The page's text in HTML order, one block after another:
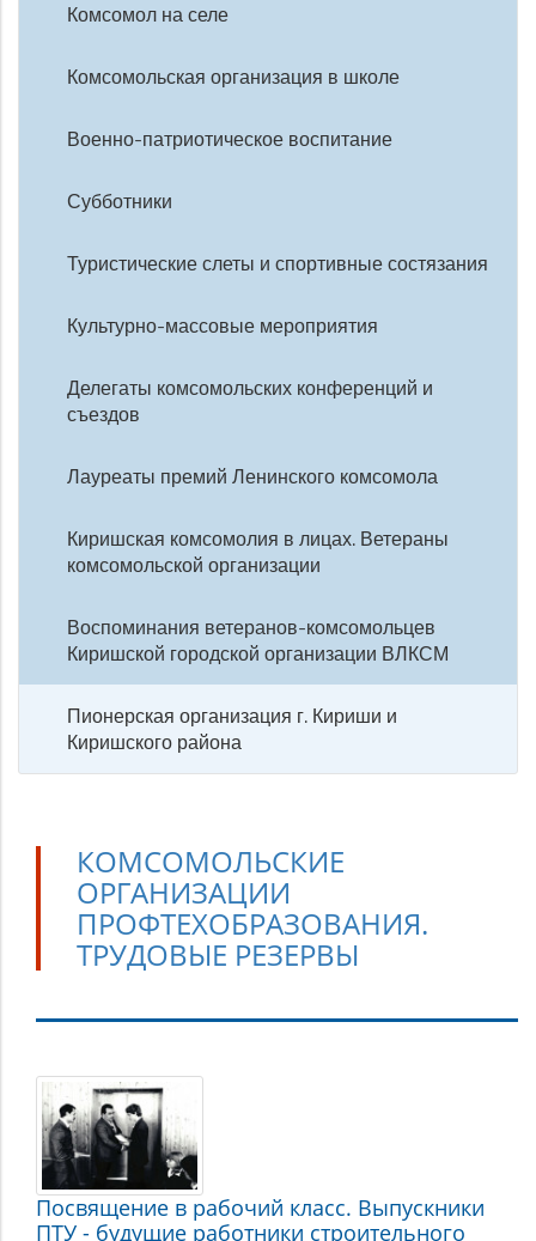
Комсомол на селе
Комсомольская организация в школе
Военно-патриотическое воспитание
Субботники
Туристические слеты и спортивные состязания
Культурно-массовые мероприятия
Делегаты комсомольских конференций и
съездов
Лауреаты премий Ленинского комсомола
Киришская комсомолия в лицах. Ветераны
комсомольской организации
Воспоминания ветеранов-комсомольцев
Киришской городской организации ВЛКСМ
Пионерская организация г. Кириши и
Киришского района
КОМСОМОЛЬСКИЕ
ОРГАНИЗАЦИИ
ПРОФТЕХОБРАЗОВАНИЯ.
ТРУДОВЫЕ РЕЗЕРВЫ
Комсомольские
организации
профтехобразования.
Трудовые
резервы
Посвящение в рабочий класс. Выпускники
ПТУ - будущие работники строительного